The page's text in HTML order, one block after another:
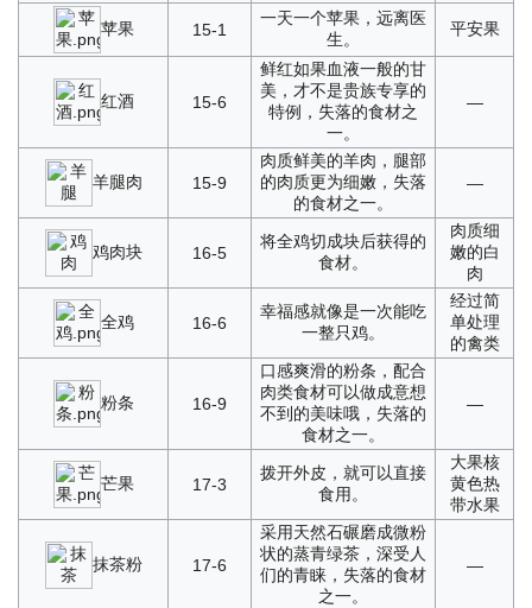
苹果 15-1
一天一个苹果，远离医
生。
平安果
红酒 15-6
鲜红如果血液一般的甘
美，才不是贵族专享的
特例，失落的食材之
一。
—
羊腿肉 15-9
肉质鲜美的羊肉，腿部
的肉质更为细嫩，失落
的食材之一。
—
鸡肉块 16-5
将全鸡切成块后获得的
食材。
肉质细
嫩的白
肉
全鸡 16-6
幸福感就像是一次能吃
一整只鸡。
经过简
单处理
的禽类
粉条 16-9
口感爽滑的粉条，配合
肉类食材可以做成意想
不到的美味哦，失落的
食材之一。
—
芒果 17-3
拨开外皮，就可以直接
食用。
大果核
黄色热
带水果
抹茶粉 17-6
采用天然石碾磨成微粉
状的蒸青绿茶，深受人
们的青睐，失落的食材
之一。
—